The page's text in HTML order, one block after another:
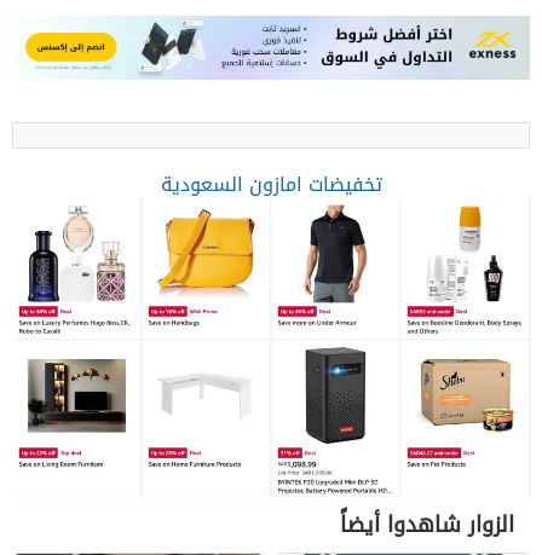
تخفيضات امازون السعودية
الزوار شاهدوا أيضاً